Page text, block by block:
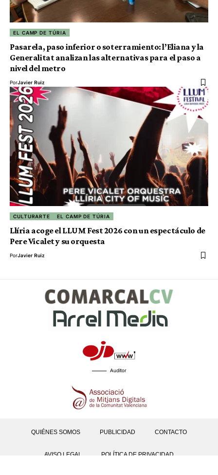
EL CAMP DE TÚRIA
Pasarela, paso inferior o soterramiento: l’Eliana y la
Generalitat analizan las alternativas para el paso a
nivel del metro
PorJavier Ruiz
CULTURARTE EL CAMP DE TÚRIA
Llíria acoge el LLUM Fest 2026 con un espectáculo de
Pere Vicalet y su orquesta
PorJavier Ruiz
Auditor
QUIÉNES SOMOS PUBLICIDAD CONTACTO
AVISO LEGAL POLÍTICA DE PRIVACIDAD